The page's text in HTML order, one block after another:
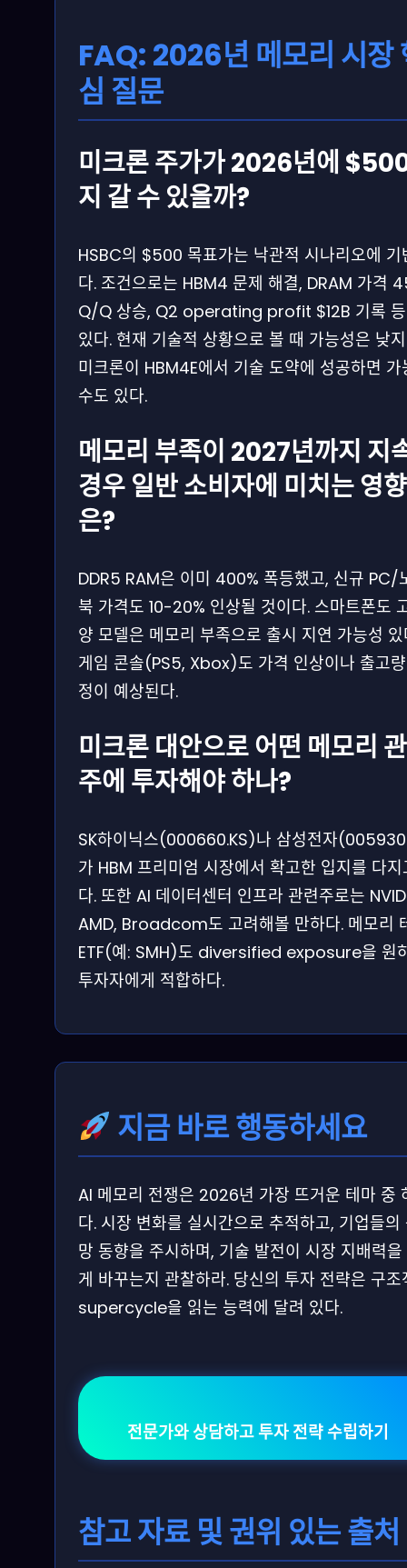
FAQ: 2026년 메모리 시장
심 질문
미크론 주가가 2026년에
지 갈 수 있을까?
HSBC의 $500 목표가는 낙관적 시나리오에 기
다. 조건으로는 HBM4 문제 해결, DRAM 가격
Q/Q 상승, Q2 operating profit $12B 기록
있다. 현재 기술적 상황으로 볼 때 가능성은 낮
미크론이 HBM4E에서 기술 도약에 성공하면 가
수도 있다.
메모리 부족이 2027년까지 지
경우 일반 소비자에 미치는 영향
은?
DDR5 RAM은 이미 400% 폭등했고, 신규 PC/
북 가격도 10-20% 인상될 것이다. 스마트폰도
양 모델은 메모리 부족으로 출시 지연 가능성 있
게임 콘솔(PS5, Xbox)도 가격 인상이나 출고
정이 예상된다.
미크론 대안으로 어떤 메모리
주에 투자해야 하나?
SK하이닉스(000660.KS)나 삼성전자
가 HBM 프리미엄 시장에서 확고한 입지를 다
다. 또한 AI 데이터센터 인프라 관련주로는
AMD, Broadcom도 고려해볼 만하다. 메모리
ETF(예: SMH)도 diversified exposure을 원
투자자에게 적합하다.
지금 바로 행동하세요
AI 메모리 전쟁은 2026년 가장 뜨거운 테마 중
다. 시장 변화를 실시간으로 추적하고, 기업들의
망 동향을 주시하며, 기술 발전이 시장 지배력
게 바꾸는지 관찰하라. 당신의 투자 전략은 구조
supercycle을 읽는 능력에 달려 있다.
전문가와 상담하고 투자 전략 수립하기
참고 자료 및 권위 있는 출처